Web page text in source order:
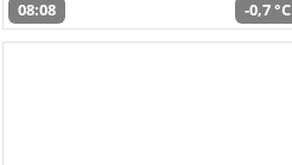
08:08 -0,7 °C